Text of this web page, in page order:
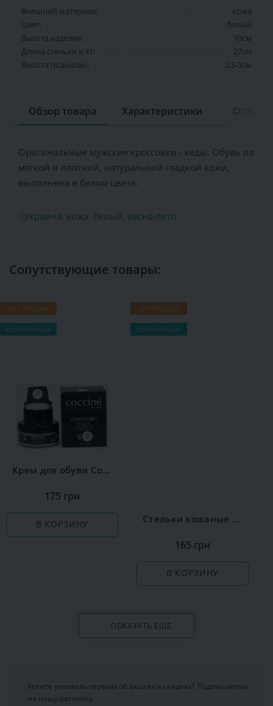
Внешний материал:
кожа
Цвет:
белый
Высота изделия:
10см
Длина стельки в 41:
27см
Высота подошвы:
2,5-3см
Обзор товара Характеристики
Оригинальные мужские кроссовки - кеды. Обувь из
мягкой и плотной, натуральной гладкой кожи,
выполнена в белом цвете.
Украина, кожа, белый, весна-лето
Сопутствующие товары:
ХИТ ПРОДАЖ
ПОПУЛЯРНЫЙ
Крем для обуви Сoccine Elegance белый
175 грн
В КОРЗИНУ
ХИТ ПРОДАЖ
ПОПУЛЯРНЫЙ
Стельки кожаные Coccine Leather on Latex
165 грн
В КОРЗИНУ
ПОКАЗАТЬ ЕЩЕ
Хотите узнавать первым об акциях и скидках? Подпишитесь
на нашу рассылку